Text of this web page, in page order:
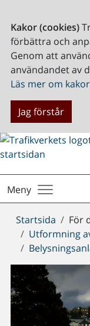
Kakor (cookies)
förbättra och
Genom att
användandet av
Läs mer om
Jag förstår
Meny
Du
är
här:
Startsida För
Utformning